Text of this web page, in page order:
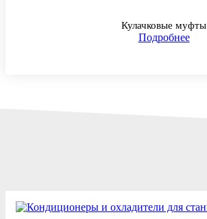
Кулачковые муфты
Подробнее